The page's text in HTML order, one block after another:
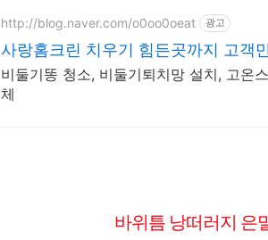
http://blog.naver.com/o0oo0oeat 광고
사랑홈크린 치우기 힘든곳까지 고객
비둘기똥 청소, 비둘기퇴치망 설치, 고온
체
바위틈 낭떠러지 은